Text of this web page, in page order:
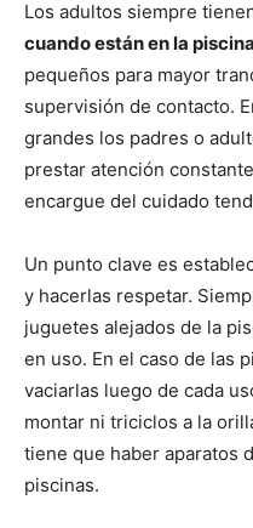
Los adultos siempre
cuando están en la piscina
pequeños para mayor
supervisión de contacto.
grandes los padres o
prestar atención
encargue del cuidado
Un punto clave es
y hacerlas respetar.
juguetes alejados de la
en uso. En el caso de las
vaciarlas luego de cada
montar ni triciclos a la
tiene que haber aparatos
piscinas.